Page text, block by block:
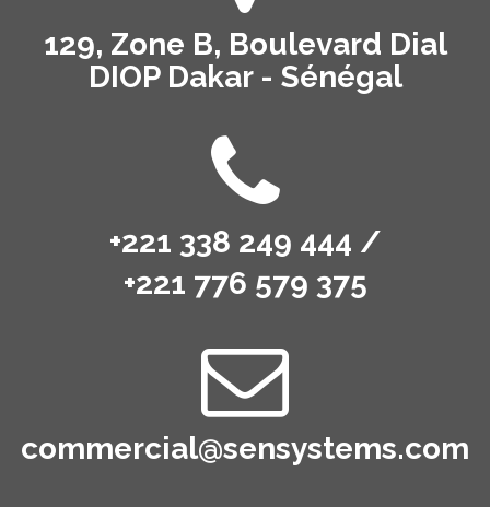
129, Zone B, Boulevard Dial
DIOP Dakar - Sénégal
+221 338 249 444 /
+221 776 579 375
commercial@sensystems.com